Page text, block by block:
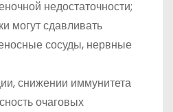
недостаточности;
могут сдавливать
сосуды, нервные
снижении иммунитета
очаговых